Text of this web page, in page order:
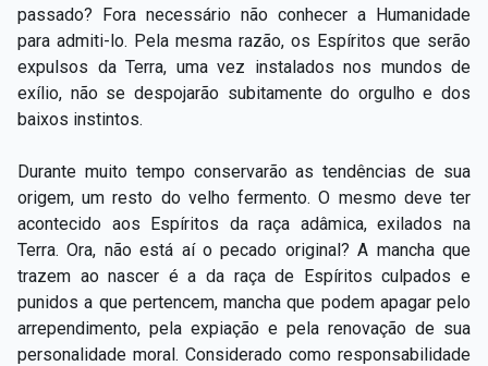
passado? Fora necessário não conhecer a Humanidade
para admiti-lo. Pela mesma razão, os Espíritos que serão
expulsos da Terra, uma vez instalados nos mundos de
exílio, não se despojarão subitamente do orgulho e dos
baixos instintos.
Durante muito tempo conservarão as tendências de sua
origem, um resto do velho fermento. O mesmo deve ter
acontecido aos Espíritos da raça adâmica, exilados na
Terra. Ora, não está aí o pecado original? A mancha que
trazem ao nascer é a da raça de Espíritos culpados e
punidos a que pertencem, mancha que podem apagar pelo
arrependimento, pela expiação e pela renovação de sua
personalidade moral. Considerado como responsabilidade